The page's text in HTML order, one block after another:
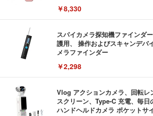
行 アウトドア 会議商談 授業 ス
タンド付き 日本語取扱説明書 (
￥8,330
スパイカメラ探知機ファインダ
護用、 操作およびスキャンデバ
メラファインダー
￥2,298
Vlog アクションカメラ、回転レ
スクリーン、Type-C 充電、毎
ハンドヘルドカメラ ポケットサ